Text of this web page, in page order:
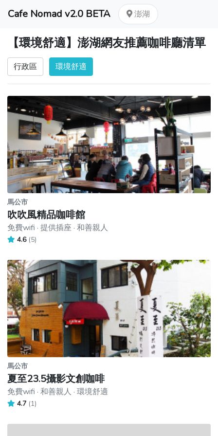
Cafe Nomad v2.0 BETA 澎湖
【環境舒適】澎湖網友推薦咖啡廳清單
行政區 環境舒適
馬公市
吹吹風精品咖啡館
免費wifi · 提供插座 · 和善親人
4.6 (5)
馬公市
夏至23.5攝影文創咖啡
免費wifi · 和善親人 · 環境舒適
4.7 (1)